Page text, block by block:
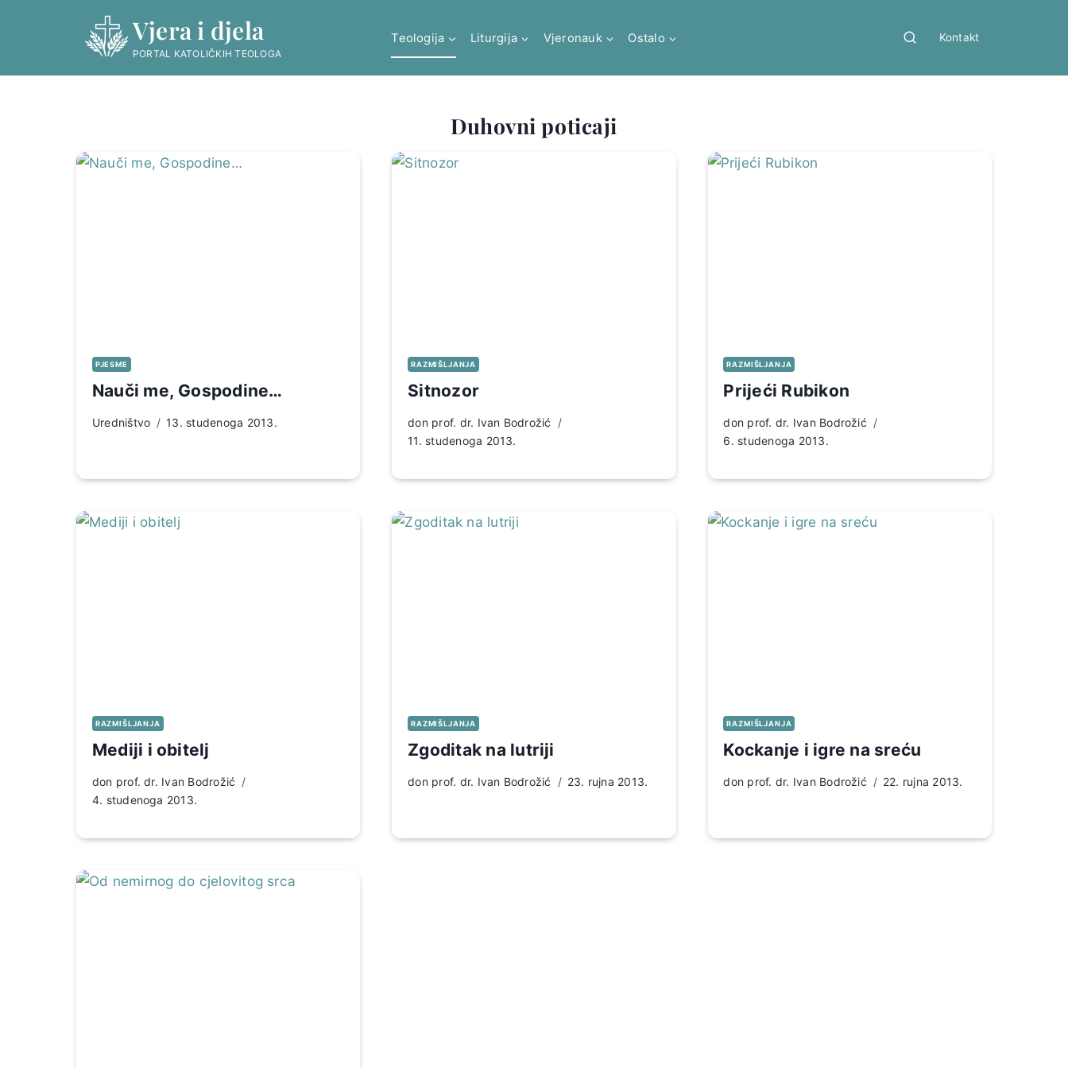
Vjera i djela
PORTAL KATOLIČKIH TEOLOGA
Teologija Liturgija Vjeronauk Ostalo Kontakt
Duhovni poticaji
PJESME
Nauči me, Gospodine…
Uredništvo 13. studenoga 2013.
RAZMIŠLJANJA
Sitnozor
don prof. dr. Ivan Bodrožić
11. studenoga 2013.
RAZMIŠLJANJA
Prijeći Rubikon
don prof. dr. Ivan Bodrožić
6. studenoga 2013.
RAZMIŠLJANJA
Mediji i obitelj
don prof. dr. Ivan Bodrožić
4. studenoga 2013.
RAZMIŠLJANJA
Zgoditak na lutriji
don prof. dr. Ivan Bodrožić 23. rujna 2013.
RAZMIŠLJANJA
Kockanje i igre na sreću
don prof. dr. Ivan Bodrožić 22. rujna 2013.